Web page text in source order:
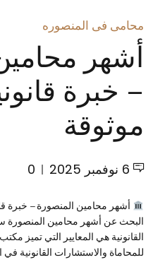
محامى فى المنصوره
أشهر
– خبرة
موثوقة
6 نوفمبر 2025 0
أشهر محامين المنصورة – خبرة
البحث عن أشهر محامين المنصورة
القانونية هي المعايير التي تميز
للمحاماة والاستشارات القانونية